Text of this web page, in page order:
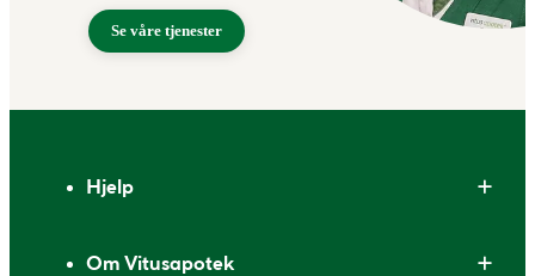
Se våre tjenester
Hjelp
Om Vitusapotek